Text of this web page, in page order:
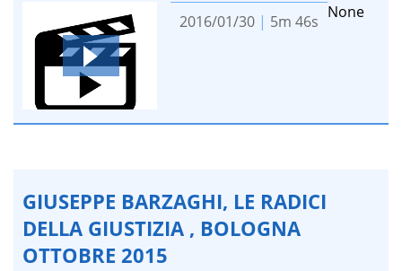
None
2016/01/30 | 5m 46s
GIUSEPPE BARZAGHI, LE RADICI
DELLA GIUSTIZIA , BOLOGNA
OTTOBRE 2015